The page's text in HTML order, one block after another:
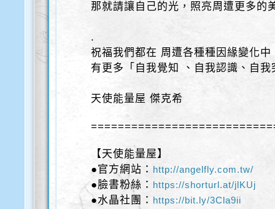
那就請讓自己的光，照亮周遭更多的
.
祝福我們都在 周遭各種種因緣變化中
有更多「自我覺知 、自我認識、自我
天使能量屋 傑克希
【天使能量屋】
●官方網站： http://angelfly.com.tw/
●臉書粉絲： https://shorturl.at/jlKUj
●水晶社團： https://bit.ly/3Cla9ii